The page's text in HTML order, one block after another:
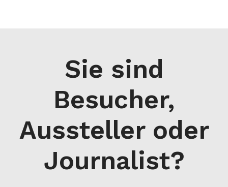
Sie sind
Besucher,
Aussteller oder
Journalist?